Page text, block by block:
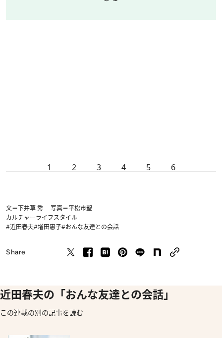
1 2 3 4 5 6
文＝下井草 秀 写真＝平松市聖
カルチャーライフスタイル
#近田春夫#増田惠子#おんな友達との会話
Share
近田春夫の「おんな友達との会話」
この連載の別の記事を読む